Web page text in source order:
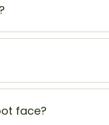
sigur si mai usor
din totalul comenzii.
face?